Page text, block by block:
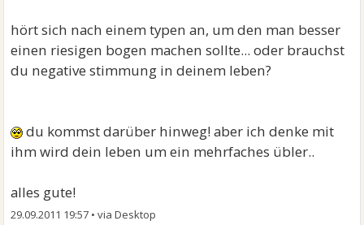
hört sich nach einem typen an, um den man besser
einen riesigen bogen machen sollte... oder brauchst
du negative stimmung in deinem leben?
du kommst darüber hinweg! aber ich denke mit
ihm wird dein leben um ein mehrfaches übler..
alles gute!
29.09.2011 19:57 •